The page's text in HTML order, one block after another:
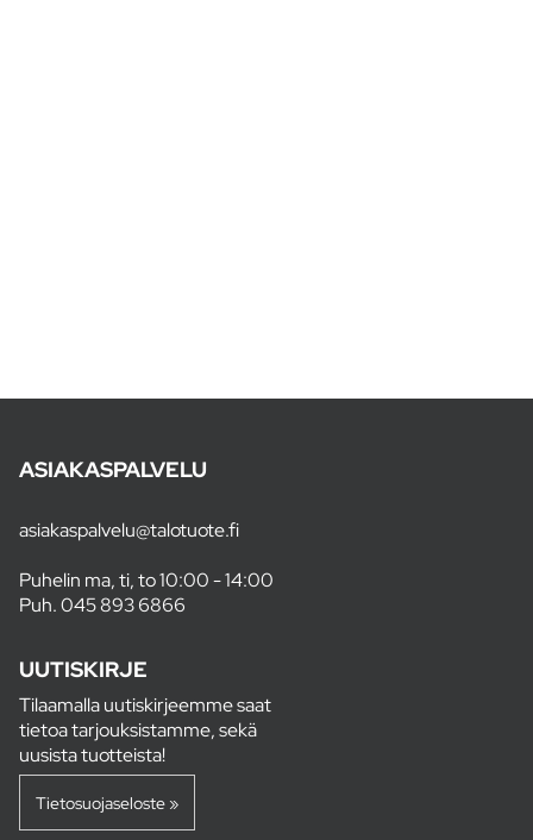
ASIAKASPALVELU
asiakaspalvelu@talotuote.fi
Puhelin ma, ti, to 10:00 - 14:00
Puh.045 893 6866
UUTISKIRJE
Tilaamalla uutiskirjeemme saat
tietoa tarjouksistamme, sekä
uusista tuotteista!
Tietosuojaseloste »